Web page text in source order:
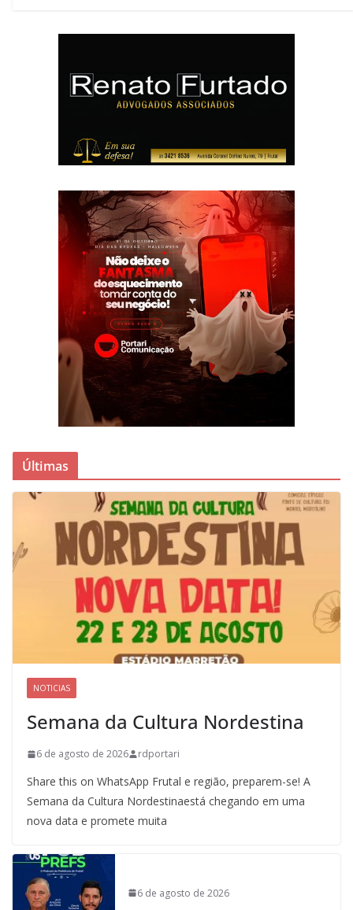
Últimas
NOTICIAS
Semana da Cultura Nordestina
6 de agosto de 2026 rdportari
Share this on WhatsApp Frutal e região, preparem-se! A
Semana da Cultura Nordestinaestá chegando em uma
nova data e promete muita
6 de agosto de 2026